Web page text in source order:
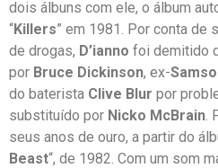
dois álbuns com ele, o álbum
“Killers” em 1981. Por conta de
de drogas, D’ianno foi demitido
por Bruce Dickinson, ex-
do baterista Clive Blur por
substituído por Nicko McBrain.
seus anos de ouro, a partir do
Beast“, de 1982. Com um som